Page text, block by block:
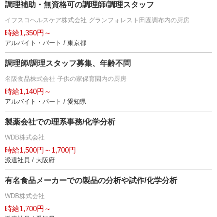
調理補助・無資格可の調理師/調理スタッフ
イフスコヘルスケア株式会社 グランフォレスト田園調布内の厨房
時給1,350円～
アルバイト・パート / 東京都
調理師/調理スタッフ募集、年齢不問
名阪食品株式会社 子供の家保育園内の厨房
時給1,140円～
アルバイト・パート / 愛知県
製薬会社での理系事務/化学分析
WDB株式会社
時給1,500円～1,700円
派遣社員 / 大阪府
有名食品メーカーでの製品の分析や試作/化学分析
WDB株式会社
時給1,700円～